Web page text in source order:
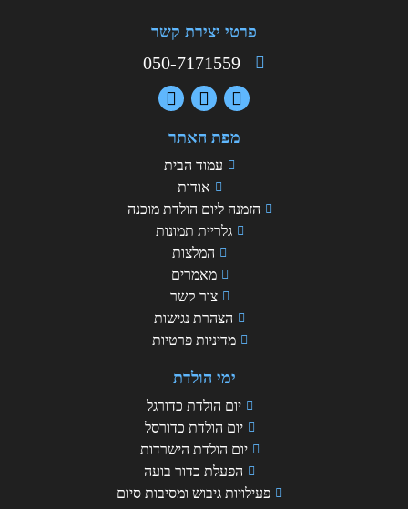
פרטי יצירת קשר
050-7171559
מפת האתר
עמוד הבית
אודות
הזמנה ליום הולדת מוכנה
גלריית תמונות
המלצות
מאמרים
צור קשר
הצהרת נגישות
מדיניות פרטיות
ימי הולדת
יום הולדת כדורגל
יום הולדת כדורסל
יום הולדת הישרדות
הפעלת כדור בועה
פעילויות גיבוש ומסיבות סיום